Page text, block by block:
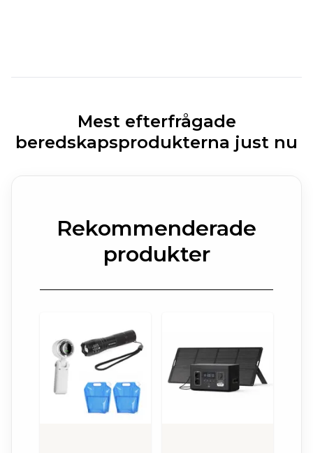
Mest efterfrågade
beredskapsprodukterna just nu
Rekommenderade
produkter